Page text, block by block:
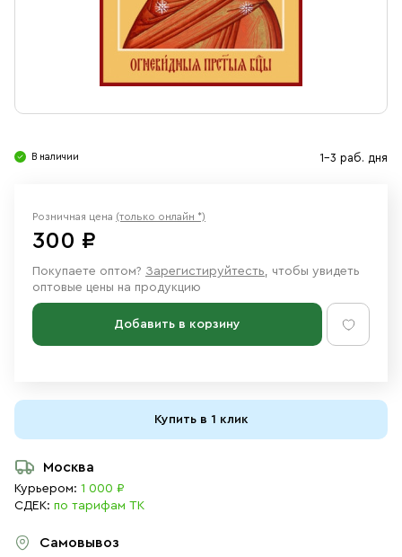
Ювелирные изделия
В наличии 1-3 раб. дня
Розничная цена (только онлайн *)
300 ₽
Покупаете оптом? Зарегистируйтесть, чтобы увидеть
оптовые цены на продукцию
Добавить в корзину
Купить в 1 клик
Москва
Курьером: 1 000 ₽
СДЕК: по тарифам ТК
Самовывоз